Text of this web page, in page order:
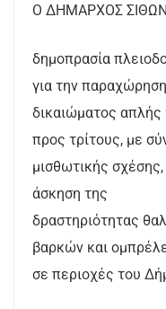
Ο ΔΗΜΑΡΧΟΣ
δημοπρασία
για την
δικαιώματος απλής
προς τρίτους, με
μισθωτικής
άσκηση της
δραστηριότητας
βαρκών και
σε περιοχές του